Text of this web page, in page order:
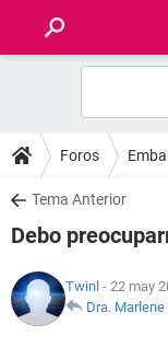
FOROS
SALUD
FAMILIA
NUTRICIÓN
Foros
Tema Anterior
Debo
Twinl - 22 may
Dra.